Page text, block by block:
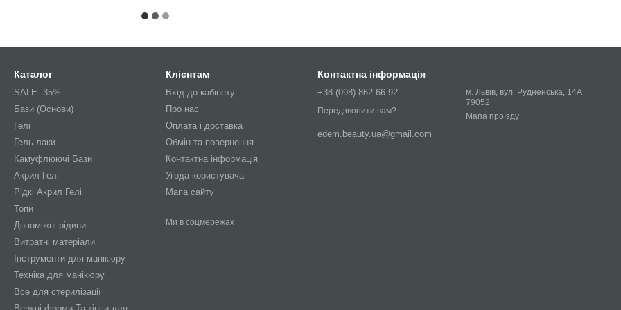
Каталог
SALE -35%
Бази (Основи)
Гелі
Гель лаки
Камуфлюючі Бази
Акрил Гелі
Рідкі Акрил Гелі
Топи
Допоміжні рідини
Витратні матеріали
Інструменти для манікюру
Техніка для манікюру
Все для стерилізації
Клієнтам
Вхід до кабінету
Про нас
Оплата і доставка
Обмін та повернення
Контактна інформація
Угода користувача
Мапа сайту
Ми в соцмережах
Контактна інформація
+38 (098) 862 66 92
Передзвонити вам?
edem.beauty.ua@gmail.com
м. Львів, вул. Рудненська, 14А
79052
Мапа проїзду